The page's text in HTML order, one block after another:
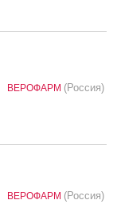
ВЕРОФАРМ (Россия)
ВЕРОФАРМ (Россия)